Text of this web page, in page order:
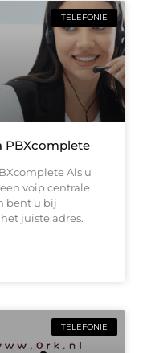
TELEFONIE
PBXcomplete
Als u
voip centrale
bent u bij
juiste adres.
TELEFONIE